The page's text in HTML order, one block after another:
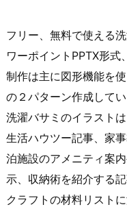
フリー、無料で使える
ワーポイントPPTX形式
制作は主に図形機能を
の２パターン作成してい
洗濯バサミのイラスト
生活ハウツー記事、家
泊施設のアメニティ案
示、収納術を紹介する
クラフトの材料リスト